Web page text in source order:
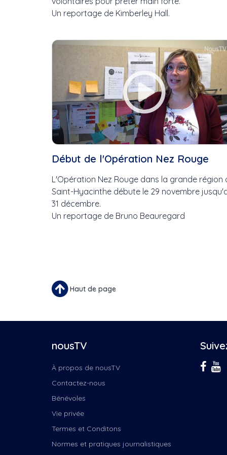
Un reportage de Kimberley Hall.
Début de l'Opération Nez Rouge
L'Opération Nez Rouge dans la grande région
Saint-Hyacinthe débute le 29 novembre
31 décembre.
Un reportage de Bruno Beauregard
Haut de page
nousTV
À propos de nousTV
Contactez-nous
Bénévoles
Vie privée
Termes et Conditons
Normes et pratiques journalistiques